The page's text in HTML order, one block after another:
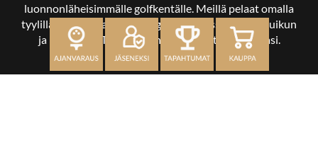
luonnonläheisimmälle golfkentälle. Meillä pelaat omalla
tyylilläsi ja tasollasi – ja bongaat halutessasi vaikka uikun
ja kuikankin. Tärkeintä on, että nautit vierailustasi.